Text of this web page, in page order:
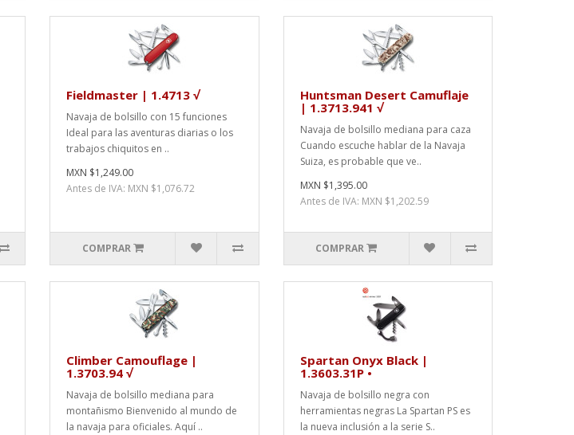
Fieldmaster | 1.4713 √
Navaja de bolsillo con 15 funciones
Ideal para las aventuras diarias o los
trabajos chiquitos en ..
MXN $1,249.00
Antes de IVA: MXN $1,076.72
COMPRAR
Huntsman Desert Camuflaje
| 1.3713.941 √
Navaja de bolsillo mediana para caza
Cuando escuche hablar de la Navaja
Suiza, es probable que ve..
MXN $1,395.00
Antes de IVA: MXN $1,202.59
COMPRAR
Climber Camouflage |
1.3703.94 √
Navaja de bolsillo mediana para
montañismo Bienvenido al mundo de
la navaja para oficiales. Aquí ..
Spartan Onyx Black |
1.3603.31P •
Navaja de bolsillo negra con
herramientas negras La Spartan PS es
la nueva inclusión a la serie S..